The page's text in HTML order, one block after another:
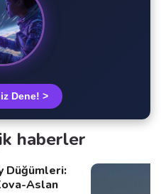
Dene! >
haberler
Düğümleri:
Aslan